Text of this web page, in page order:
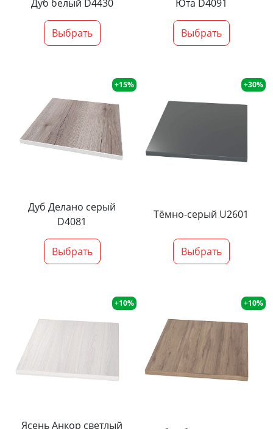
Дуб белый D4430
Выбрать
Юта D4091
Выбрать
+15%
Дуб Делано серый
D4081
Выбрать
+30%
Тёмно-серый U2601
Выбрать
+10%
Ясень Анкор светлый
+10%